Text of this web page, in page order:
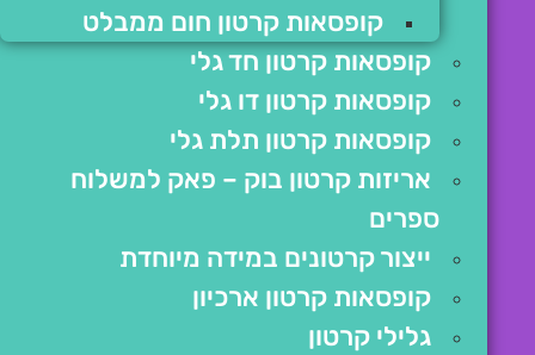
קופסאות קרטון חום ממבלט
קופסאות קרטון חד גלי
קופסאות קרטון דו גלי
קופסאות קרטון תלת גלי
אריזות קרטון בוק – פאק למשלוח
ספרים
ייצור קרטונים במידה מיוחדת
קופסאות קרטון ארכיון
גלילי קרטון